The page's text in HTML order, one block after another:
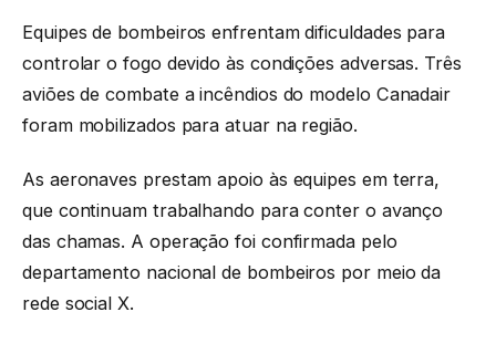
Equipes de bombeiros enfrentam dificuldades para
controlar o fogo devido às condições adversas. Três
aviões de combate a incêndios do modelo Canadair
foram mobilizados para atuar na região.
As aeronaves prestam apoio às equipes em terra,
que continuam trabalhando para conter o avanço
das chamas. A operação foi confirmada pelo
departamento nacional de bombeiros por meio da
rede social X.